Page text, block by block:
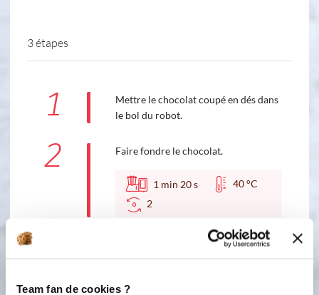
Team fan de cookies ?
3 étapes
1
Mettre le chocolat coupé en dés dans
le bol du robot.
2 Faire fondre le chocolat.
1 min 20s
40 °C
2
Ajoutez la compote, la poudre
moule grand rond ou tablette.